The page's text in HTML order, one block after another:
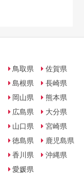
鳥取県
島根県
岡山県
広島県
山口県
徳島県
香川県
愛媛県
佐賀県
長崎県
熊本県
大分県
宮崎県
鹿児島県
沖縄県